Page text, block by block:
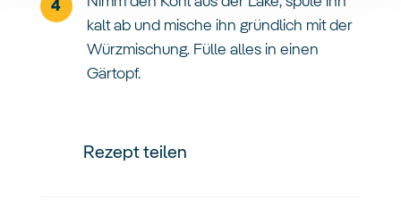
kalt ab und mische ihn gründlich mit der
Würzmischung. Fülle alles in einen
Gärtopf.
Rezept teilen